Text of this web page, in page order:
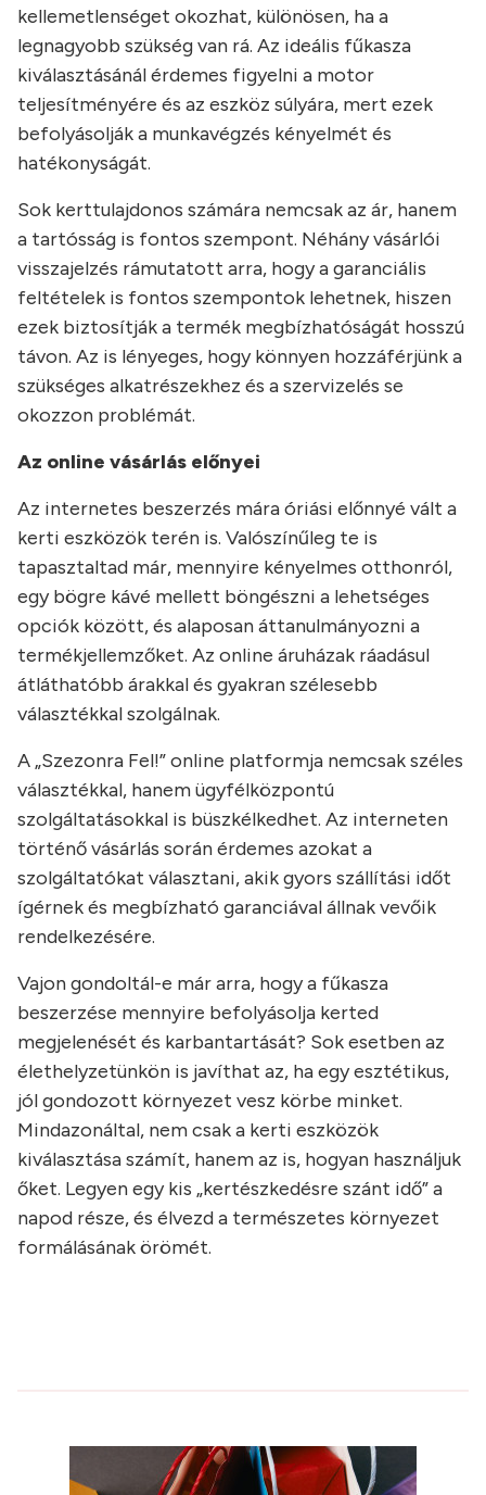
kellemetlenséget okozhat, különösen, ha a
legnagyobb szükség van rá. Az ideális fűkasza
kiválasztásánál érdemes figyelni a motor
teljesítményére és az eszköz súlyára, mert ezek
befolyásolják a munkavégzés kényelmét és
hatékonyságát.
Sok kerttulajdonos számára nemcsak az ár, hanem
a tartósság is fontos szempont. Néhány vásárlói
visszajelzés rámutatott arra, hogy a garanciális
feltételek is fontos szempontok lehetnek, hiszen
ezek biztosítják a termék megbízhatóságát hosszú
távon. Az is lényeges, hogy könnyen hozzáférjünk a
szükséges alkatrészekhez és a szervizelés se
okozzon problémát.
Az online vásárlás előnyei
Az internetes beszerzés mára óriási előnnyé vált a
kerti eszközök terén is. Valószínűleg te is
tapasztaltad már, mennyire kényelmes otthonról,
egy bögre kávé mellett böngészni a lehetséges
opciók között, és alaposan áttanulmányozni a
termékjellemzőket. Az online áruházak ráadásul
átláthatóbb árakkal és gyakran szélesebb
választékkal szolgálnak.
A „Szezonra Fel!” online platformja nemcsak széles
választékkal, hanem ügyfélközpontú
szolgáltatásokkal is büszkélkedhet. Az interneten
történő vásárlás során érdemes azokat a
szolgáltatókat választani, akik gyors szállítási időt
ígérnek és megbízható garanciával állnak vevőik
rendelkezésére.
Vajon gondoltál-e már arra, hogy a fűkasza
beszerzése mennyire befolyásolja kerted
megjelenését és karbantartását? Sok esetben az
élethelyzetünkön is javíthat az, ha egy esztétikus,
jól gondozott környezet vesz körbe minket.
Mindazonáltal, nem csak a kerti eszközök
kiválasztása számít, hanem az is, hogyan használjuk
őket. Legyen egy kis „kertészkedésre szánt idő” a
napod része, és élvezd a természetes környezet
formálásának örömét.